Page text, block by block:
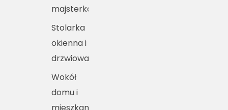
majsterkowanie
Stolarka
okienna i
drzwiowa
Wokół
domu i